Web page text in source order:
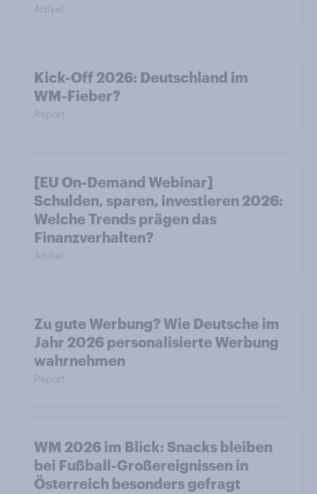
Artikel
Kick-Off 2026: Deutschland im
WM-Fieber?
Report
[EU On-Demand Webinar]
Schulden, sparen, investieren 2026:
Welche Trends prägen das
Finanzverhalten?
Artikel
Zu gute Werbung? Wie Deutsche im
Jahr 2026 personalisierte Werbung
wahrnehmen
Report
WM 2026 im Blick: Snacks bleiben
bei Fußball-Großereignissen in
Österreich besonders gefragt